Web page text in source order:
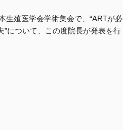
生殖医学会学術集会で、“ARTが必
について、この度院長が発表を行